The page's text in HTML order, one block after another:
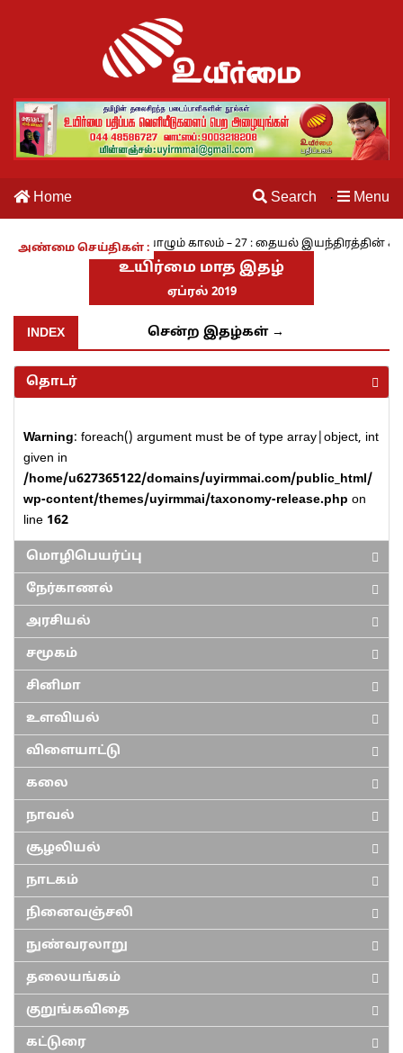
Home Search · Menu
அண்மை செய்திகள் :நாம் வாழும் காலம் – 27 : தையல் இயந்திரத்தின்
உயிர்மை மாத இதழ்
ஏப்ரல் 2019
INDEX சென்ற இதழ்கள் →
தொடர்
Warning: foreach() argument must be of type array|object, int
given in
/home/u627365122/domains/uyirmmai.com/public_html/
wp-content/themes/uyirmmai/taxonomy-release.php on
line 162
மொழிபெயர்ப்பு
நேர்காணல்
அரசியல்
சமூகம்
சினிமா
உளவியல்
விளையாட்டு
கலை
நாவல்
சூழலியல்
நாடகம்
நினைவஞ்சலி
நுண்வரலாறு
தலையங்கம்
குறுங்கவிதை
கட்டுரை